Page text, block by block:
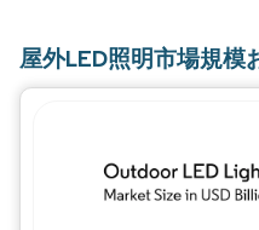
屋外LED照明市場規模